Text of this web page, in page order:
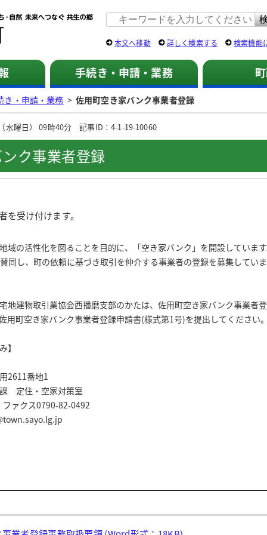
佐用町 公式ホームページ
本文へ移動 詳しく検索する 検索機能
手続き・申請・業務
き・申請・業務 >佐用町空き家バンク事業者登録
水曜日） 09時40分 記事ID：4-1-19-10060
ク事業者登録
受け付けます。
の活性化を図ることを目的に、「空き家バンク」を開設していま
し、町の依頼に基づき取引を仲介する事業者の登録を募集してい
建物取引業協会西播磨支部のかたは、佐用町空き家バンク事業者
用町空き家バンク事業者登録申請書(様式第1号)を提出してください
】
2611番地1
定住・空家対策室
クス0790-82-0492